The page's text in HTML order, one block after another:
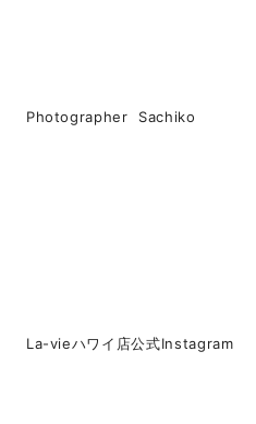
Photographer Sachiko
La-vieハワイ店公式Instagram